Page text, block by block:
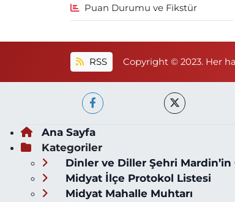
Puan Durumu ve Fikstür
RSS Copyright © 2023. Her
Ana Sayfa
Kategoriler
Dinler ve Diller Şehri Mardin’in
Midyat İlçe Protokol Listesi
Midyat Mahalle Muhtarı